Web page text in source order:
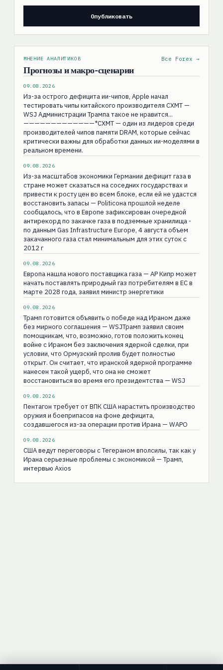
МНЕНИЕ АНАЛИТИКОВ
Прогнозы и макро-сценарии
Все Forex →
09.08.2026
Из-за острого дефицита ии-чипов, Apple начал
тестировать чипы китайского производителя CXMT —
WSJ Администрации Трампа такое не нравится...
—————————————*CXMT — один из лидеров среди
производителей чипов памяти DRAM, которые сейчас
критически важны для обработки данных ии-моделями в
реальном времени.
09.08.2026
Из-за масштабов экономики Германии дефицит газа в
стране может сказаться на соседних государствах и
привести к росту цен во всем блоке, если ей не удастся
восстановить запасы — Politicoна прошлой неделе
сообщалось, что в Европе зафиксирован очередной
антирекорд по закачке газа в подземные хранилища -
по данным Gas Infrastructure Europe, 4 августа объем
закачанного газа стал минимальным для этих суток с
2012 г
09.08.2026
Европа нашла нового поставщика газа — AP Кипр может
начать поставлять природный газ потребителям в ЕС в
марте 2028 года, заявил министр энергетики
09.08.2026
Трамп готовится объявить о победе над Ираном даже
без мирного соглашения — WSJТрамп заявил своим
помощникам, что, возможно, готов положить конец
войне с Ираном без заключения ядерной сделки, при
условии, что Ормузский пролив будет полностью
открыт. Он считает, что иранской ядерной программе
нанесен такой ущерб, что она не сможет
восстановиться во время его президентства — WSJ
09.08.2026
Пентагон требует от ВПК США нарастить производство
оружия и боеприпасов на фоне дефицита,
создавшегося из-за операции против Ирана — WAPO
09.08.2026
США ведут переговоры с Тегераном вполсилы, так как у
Ирана серьезные проблемы с экономикой — Трамп,
интервью Axios